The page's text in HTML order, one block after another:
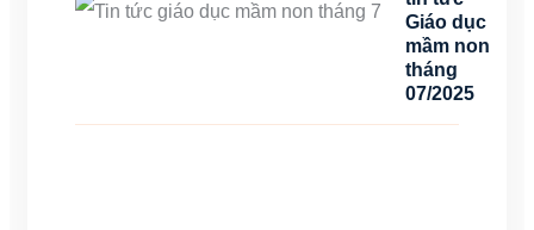
Giáo dục
mầm non
tháng
07/2025